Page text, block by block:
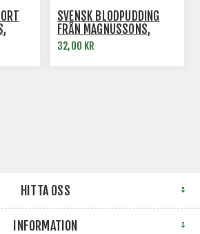
SVENSK BLODPUDDING
FRÅN MAGNUSSONS,
650G
32,00 KR
HITTA OSS
INFORMATION